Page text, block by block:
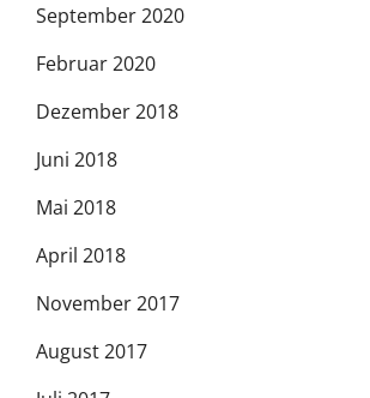
September 2020
Februar 2020
Dezember 2018
Juni 2018
Mai 2018
April 2018
November 2017
August 2017